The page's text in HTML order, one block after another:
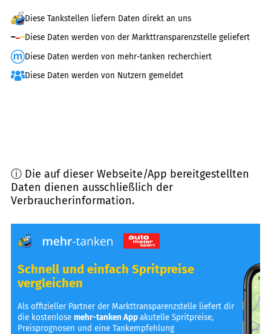
Diese Tankstellen liefern Daten direkt an uns
Diese Daten werden von der Markttransparenzstelle geliefert
Diese Daten werden von mehr-tanken recherchiert
Diese Daten werden von Nutzern gemeldet
ⓘ Die auf dieser Webseite/App bereitgestellten
Daten dienen ausschließlich der
Verbraucherinformation.
Schnell und einfach Spritpreise
vergleichen
Als offizieller Partner der Markttransparenzstelle liefert dir
die kostenlosemehr-tanken Appakutelle Spritpreise,
Preisprognosen und eine Tankempfehlung